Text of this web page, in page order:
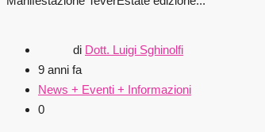
di Dott. Luigi Sghinolfi
9 anni fa
News + Eventi + Informazioni
0